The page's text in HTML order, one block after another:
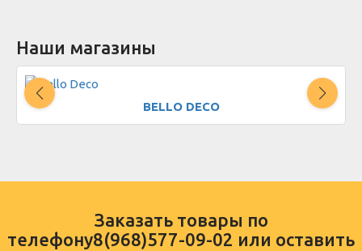
Наши магазины
BELLO DECO
Заказать товары по
телефону8(968)577-09-02 или оставить